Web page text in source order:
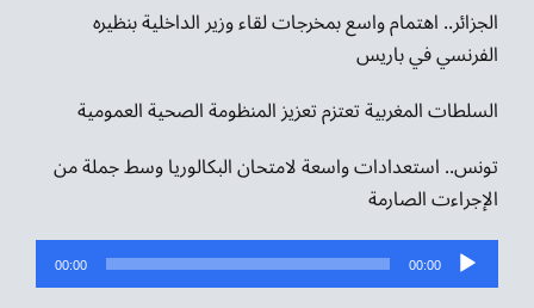
الجزائر.. اهتمام واسع بمخرجات لقاء وزير الداخلية بنظيره
الفرنسي في باريس
السلطات المغربية تعتزم تعزيز المنظومة الصحية العمومية
تونس.. استعدادات واسعة لامتحان البكالوريا وسط جملة من
الإجراءت الصارمة
مشغل
الصوت
00:00
00:00